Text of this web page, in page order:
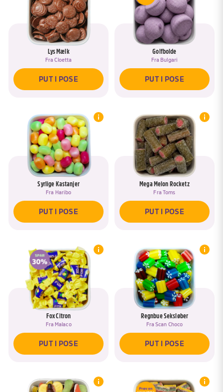
Lys Mælk
FraCloetta
PUT I POSE
Golfbolde
Fra Bulgari
PUT I POSE
Syrlige Kastanjer
Fra Haribo
PUT I POSE
Mega Melon Rocketz
Fra Toms
PUT I POSE
Fox Citron
Fra Malaco
PUT I POSE
Regnbue Seksløber
FraScan Choco
PUT I POSE
REMOVE DRAFTED PRODUCTS
Du skal lige navngive din pose, så du har
Hov, du har allerede en pose, som
hedder <span data-ask-rename-title>
{{pose}}</span>
data-ask-rename-title>{{pose}}</span>?